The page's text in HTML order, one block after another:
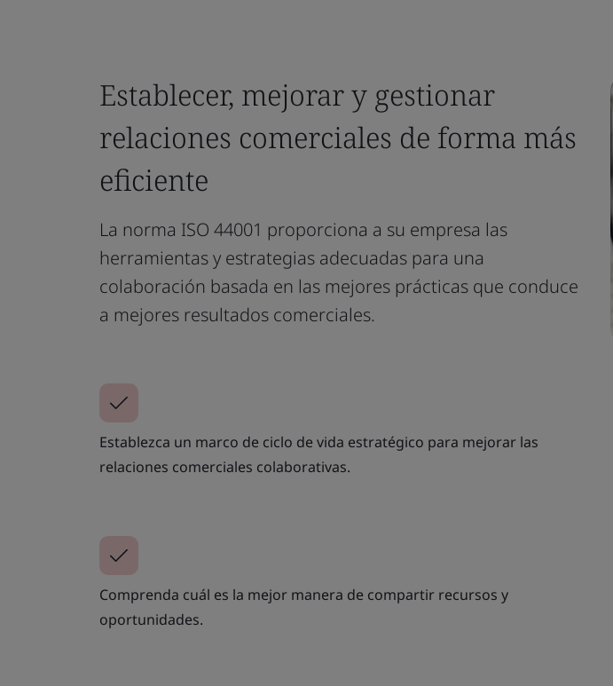
Establecer, mejorar y gestionar
relaciones comerciales de forma más
eficiente
La norma ISO 44001 proporciona a su empresa las
herramientas y estrategias adecuadas para una
colaboración basada en las mejores prácticas que conduce
a mejores resultados comerciales.
Establezca un marco de ciclo de vida estratégico para mejorar las
relaciones comerciales colaborativas.
Comprenda cuál es la mejor manera de compartir recursos y
oportunidades.